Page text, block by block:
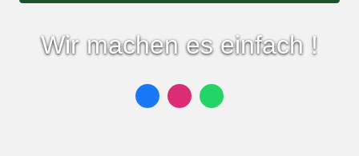
Wir machen es einfach !